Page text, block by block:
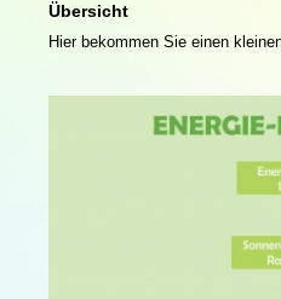
Übersicht
Hier bekommen Sie einen